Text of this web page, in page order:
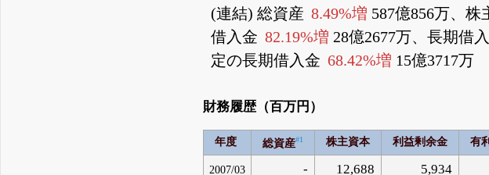
(連結) 総資産 8.49%増 587億856万、株
借入金 82.19%増 28億2677万、長期借
定の長期借入金 68.42%増 15億3717万
財務履歴（百万円）
年度 総資産#1 株主資本 利益剰余金 有
2007/03 - 12,688 5,934